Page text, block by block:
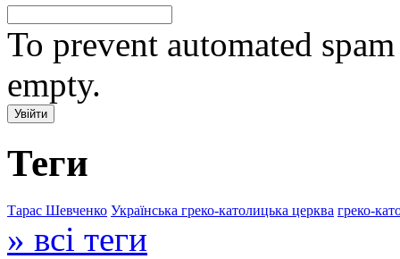
To prevent automated
empty.
Теги
Тарас Шевченко Українська греко-католицька церква греко-
» всі теги